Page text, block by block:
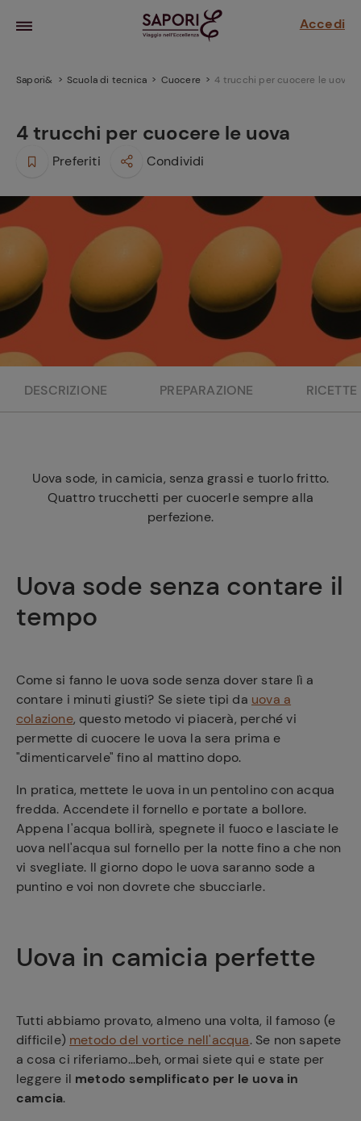
Accedi
e
il
sensi di
Sapori& Scuola di tecnica Cuocere 4 trucchi per cuocere le uova
4 trucchi per cuocere le uova
Preferiti Condividi
DESCRIZIONE PREPARAZIONE RICETTE
Uova sode, in camicia, senza grassi e tuorlo fritto.
Quattro trucchetti per cuocerle sempre alla
perfezione.
Uova sode senza contare il
tempo
Come si fanno le uova sode senza dover stare lì a
contare i minuti giusti? Se siete tipi da uova a
colazione, questo metodo vi piacerà, perché vi
permette di cuocere le uova la sera prima e
"dimenticarvele" fino al mattino dopo.
In pratica, mettete le uova in un pentolino con acqua
fredda. Accendete il fornello e portate a bollore.
Appena l'acqua bollirà, spegnete il fuoco e lasciate le
uova nell'acqua sul fornello per la notte fino a che non
vi svegliate. Il giorno dopo le uova saranno sode a
puntino e voi non dovrete che sbucciarle.
Uova in camicia perfette
Tutti abbiamo provato, almeno una volta, il famoso (e
difficile) metodo del vortice nell'acqua. Se non sapete
a cosa ci riferiamo...beh, ormai siete qui e state per
leggere il metodo semplificato per le uova in
camcia.